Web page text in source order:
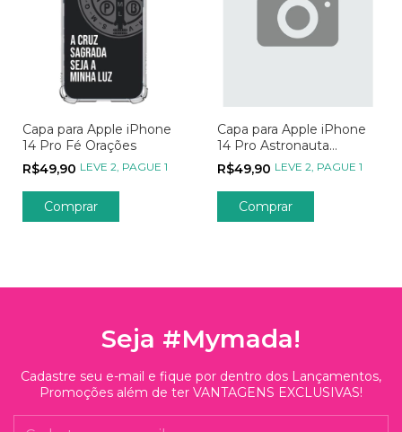
Capa para Apple iPhone
14 Pro Fé Orações
R$49,90 LEVE 2, PAGUE 1
Comprar
Capa para Apple iPhone
14 Pro Astronauta
Pescador de Estrelas
R$49,90 LEVE 2, PAGUE 1
Comprar
Seja #Mymada!
Cadastre seu e-mail e fique por dentro dos Lançamentos,
Promoções além de ter VANTAGENS EXCLUSIVAS!